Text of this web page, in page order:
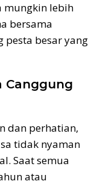
mungkin lebih
bersama
besar yang
Canggung
dan perhatian,
tidak nyaman
Saat semua
atau